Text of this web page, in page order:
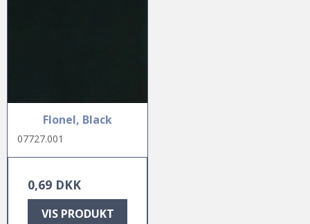
Flonel, Black
07727.001
0,69 DKK
VIS PRODUKT